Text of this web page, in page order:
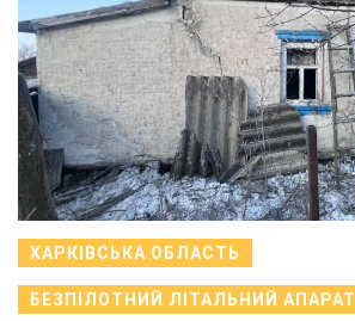
ХАРКІВСЬКА ОБЛАСТЬ
БЕЗПІЛОТНИЙ ЛІТАЛЬНИЙ АПАРАТ